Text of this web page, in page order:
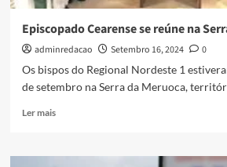
Episcopado Cearense se reúne na
adminredacao Setembro 16, 2024
0
Os bispos do Regional Nordeste 1
de setembro na Serra da Meruoca,
Ler mais